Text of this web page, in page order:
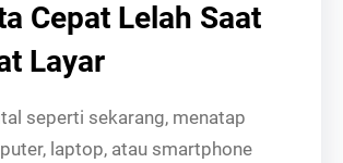
Cepat Lelah Saat
Layar
seperti sekarang, menatap
laptop, atau smartphone